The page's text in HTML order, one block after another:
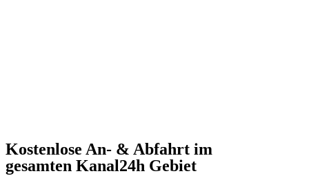
Kostenlose An- & Abfahrt im
gesamten Kanal24h Gebiet